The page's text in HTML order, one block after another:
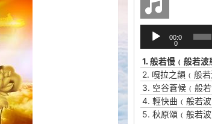
播
放
器
00:0
0
1. 般若慢﹙般若波
2. 嘎拉之韻﹙般
3. 空谷蒼候﹙般
4. 輕快曲﹙般若
5. 秋原頌﹙般若